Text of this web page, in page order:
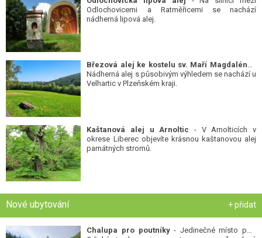
Odlochovicemi a Ratměřicemi se nachází
nádherná lipová alej.
Březová alej ke kostelu sv. Maří Magdalény-
Nádherná alej s působivým výhledem se nachází u
Velhartic v Plzeňském kraji.
Kaštanová alej u Arnoltic - V Arnolticích v
okrese Liberec objevíte krásnou kaštanovou alej
památných stromů.
Nové ubytování + přidat
Chalupa pro poutníky- Jedinečné místo pod